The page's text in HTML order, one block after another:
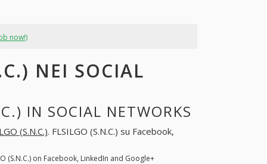
now!)
NEI SOCIAL
IN SOCIAL NETWORKS
(S.N.C.). FLSILGO (S.N.C.) su Facebook,
(S.N.C.) on Facebook, LinkedIn and Google+